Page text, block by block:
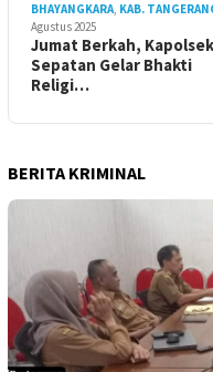
BHAYANGKARA, KAB.
Agustus 2025
Jumat Berkah, Kapolsek
Sepatan Gelar Bhakti
Religi…
BERITA KRIMINAL